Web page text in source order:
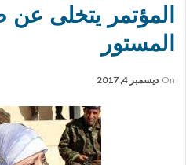
المؤتمر يتخلى
المستور
On ديسمبر 4, 2017